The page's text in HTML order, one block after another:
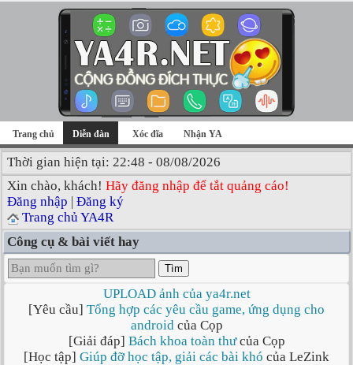
Trang chủ Diễn đàn Xóc đĩa Nhận YA
Thời gian hiện tại: 22:48 - 08/08/2026
Xin chào, khách! Hãy đăng nhập để tắt quảng cáo!
Đăng nhập | Đăng ký
Trang chủ YA4R
Công cụ & bài viết hay
Tìm
UPLOAD ảnh của ya4r.net
[Yêu cầu] Tổng hợp các yêu cầu game, ứng dụng cho
androidcủa Cọp
[Giải đáp] Bách khoa toàn thưcủa Cọp
[Học tập] Giúp đỡ học tập, giải các bài khó của LeZink